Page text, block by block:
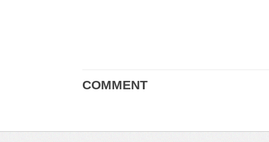
COMMENT